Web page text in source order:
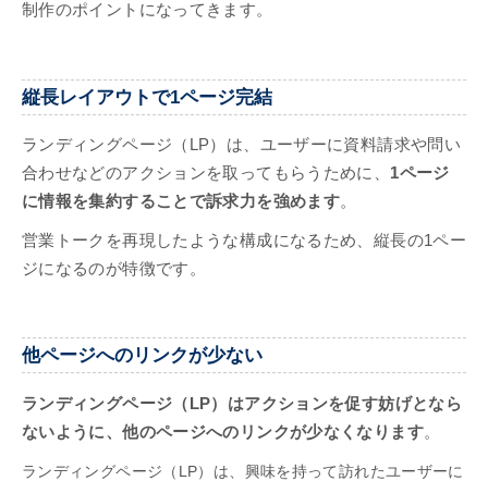
制作のポイントになってきます。
縦長レイアウトで1ページ完結
ランディングページ（LP）は、ユーザーに資料請求や問い
合わせなどのアクションを取ってもらうために、 1ページ
に情報を集約することで訴求力を強めます。
営業トークを再現したような構成になるため、縦長の1ペー
ジになるのが特徴です。
他ページへのリンクが少ない
ランディングページ（LP）はアクションを促す妨げとなら
ないように、他のページへのリンクが少なくなります。
ランディングページ（LP）は、興味を持って訪れたユーザーに